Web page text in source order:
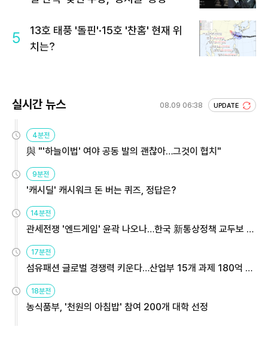
5
13호 태풍 '돌핀'·15호 '찬홈' 현재 위
치는?
실시간 뉴스 08.09 06:38 UPDATE
4분전
與 "'하늘이법' 여야 공동 발의 괜찮아…그것이 협치"
9분전
'캐시딜' 캐시워크 돈 버는 퀴즈, 정답은?
14분전
관세전쟁 '엔드게임' 윤곽 나오나…한국 新통상정책 교두보 활
17분전
섬유패션 글로벌 경쟁력 키운다…산업부 15개 과제 180억 지
18분전
농식품부, '천원의 아침밥' 참여 200개 대학 선정